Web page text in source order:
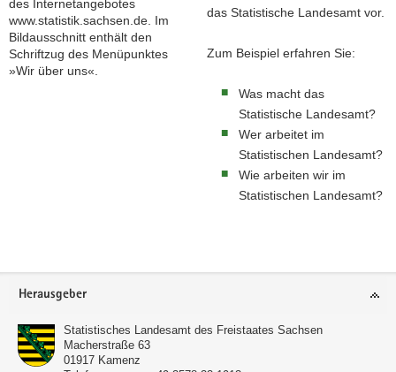
das Statistische Landesamt vor.
Zum Beispiel erfahren Sie:
Was macht das
Statistische Landesamt?
Wer arbeitet im
Statistischen Landesamt?
Wie arbeiten wir im
Statistischen Landesamt?
Footer-
Herausgeber
Statistisches Landesamt des Freistaates Sachsen
Macherstraße 63
01917 Kamenz